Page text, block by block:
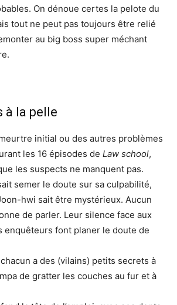
On dénoue certes la pelote du
tout ne peut pas toujours être relié
au big boss super méchant
à la pelle
initial ou des autres problèmes
les 16 épisodes de Law school,
les suspects ne manquent pas.
semer le doute sur sa culpabilité,
hwi sait être mystérieux. Aucun
de parler. Leur silence face aux
enquêteurs font planer le doute de
a des (vilains) petits secrets à
de gratter les couches au fur et à